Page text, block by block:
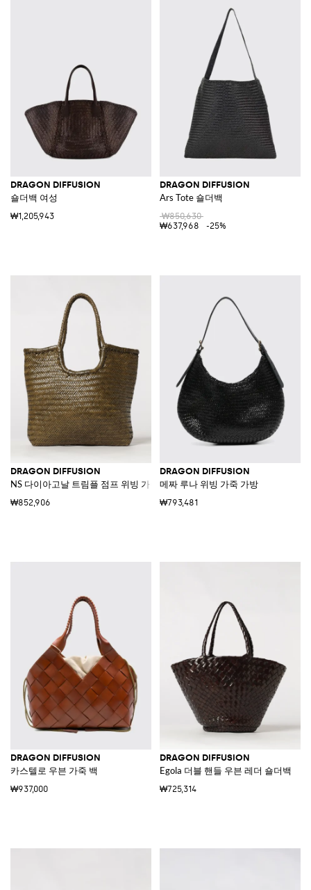
DRAGON DIFFUSION
숄더백 여성
₩1,205,943
DRAGON DIFFUSION
Ars Tote 숄더백
₩850,630
₩637,968
-25%
DRAGON DIFFUSION
NS 다이아고날 트림플 점프 위빙 가죽 백
₩852,906
DRAGON DIFFUSION
메짜 루나 위빙 가죽 가방
₩793,481
DRAGON DIFFUSION
카스텔로 우븐 가죽 백
₩937,000
DRAGON DIFFUSION
Egola 더블 핸들 우븐 레더 숄더백
₩725,314